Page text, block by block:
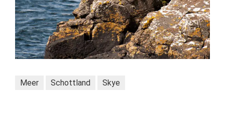
Meer Schottland Skye